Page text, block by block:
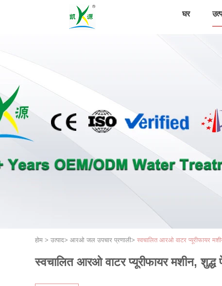
घर
होम > उत्पाद> आरओ जल उपचार प्रणाली> स्वचालित आरओ वाटर प्यूरीफायर
स्वचालित आरओ वाटर प्यूरीफायर मशीन,